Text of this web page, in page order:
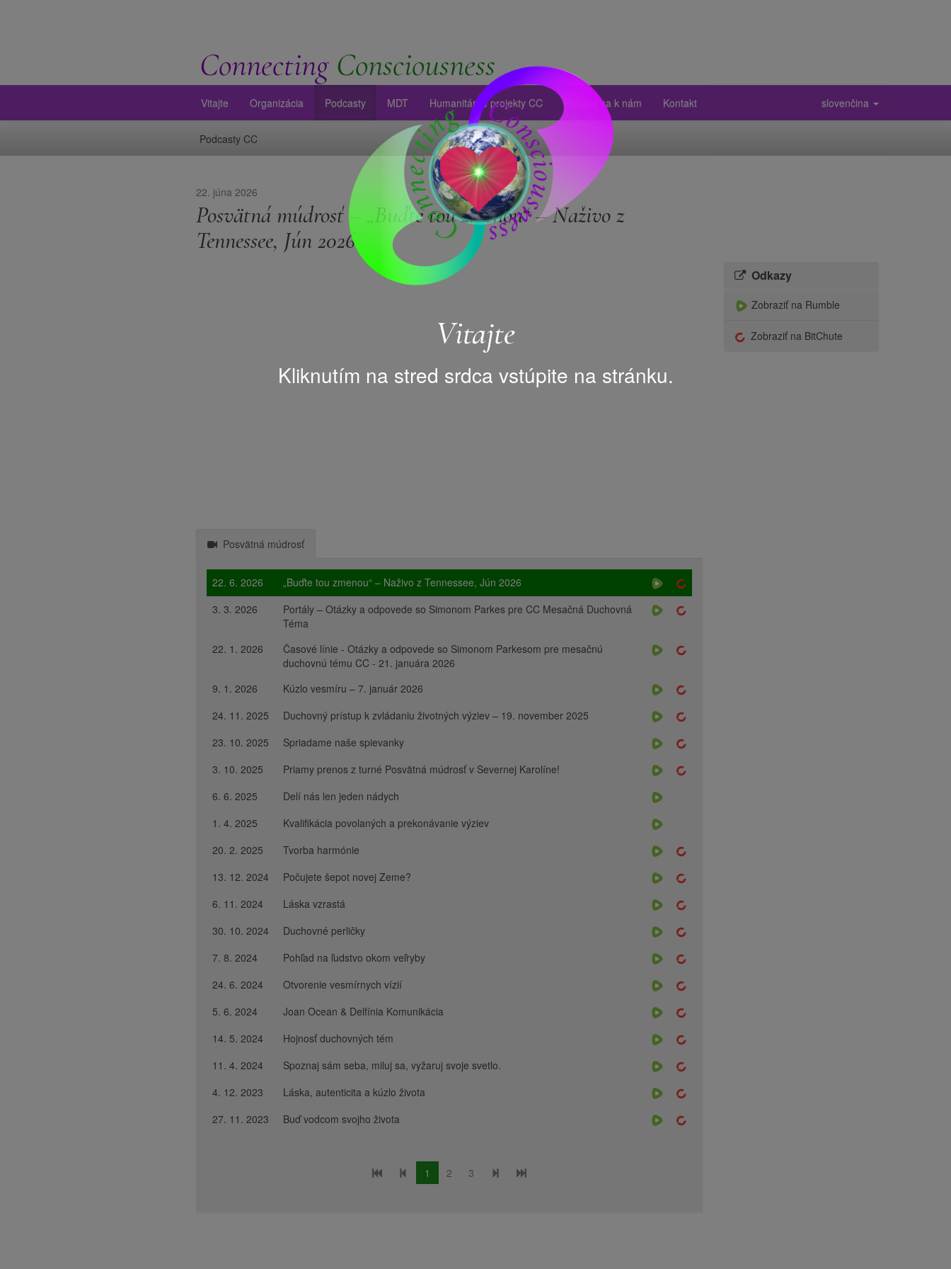
Vitajte
Kliknutím na stred srdca vstúpite na stránku.
Connecting Consciousness
Vitajte Organizácia Podcasty MDT Humanitárne projekty CC Pridajte sa k nám Kontakt slovenčina
Podcasty CC
22. júna 2026
Posvätná múdrosť – „Buďte tou zmenou“ – Naživo z
Tennessee, Jún 2026
Posvätná múdrosť
22. 6. 2026
„Buďte tou zmenou“ – Naživo z Tennessee, Jún 2026
3. 3. 2026
Portály – Otázky a odpovede so Simonom Parkes pre CC Mesačná Duchovná
Téma
22. 1. 2026
Časové línie - Otázky a odpovede so Simonom Parkesom pre mesačnú
duchovnú tému CC - 21. januára 2026
9. 1. 2026
Kúzlo vesmíru – 7. január 2026
24. 11. 2025
Duchovný prístup k zvládaniu životných výziev – 19. november 2025
23. 10. 2025
Spriadame naše spievanky
3. 10. 2025
Priamy prenos z turné Posvätná múdrosť v Severnej Karolíne!
6. 6. 2025
Delí nás len jeden nádych
1. 4. 2025
Kvalifikácia povolaných a prekonávanie výziev
20. 2. 2025
Tvorba harmónie
13. 12. 2024
Počujete šepot novej Zeme?
6. 11. 2024
Láska vzrastá
30. 10. 2024
Duchovné perličky
7. 8. 2024
Pohľad na ľudstvo okom veľryby
24. 6. 2024
Otvorenie vesmírnych vízií
5. 6. 2024
Joan Ocean & Delfínia Komunikácia
14. 5. 2024
Hojnosť duchovných tém
11. 4. 2024
Spoznaj sám seba, miluj sa, vyžaruj svoje svetlo.
4. 12. 2023
Láska, autenticita a kúzlo života
27. 11. 2023
Buď vodcom svojho života
1 2 3
Odkazy
Zobraziť na Rumble
Zobraziť na BitChute